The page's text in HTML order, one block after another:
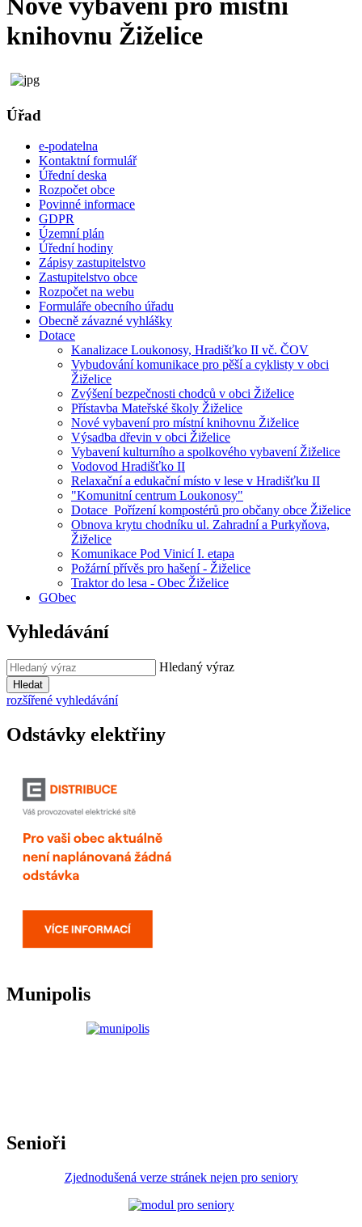
Nové vybavení pro místní
knihovnu Žiželice
Úřad
e-podatelna
Kontaktní formulář
Úřední deska
Rozpočet obce
Povinné informace
GDPR
Územní plán
Úřední hodiny
Zápisy zastupitelstvo
Zastupitelstvo obce
Rozpočet na webu
Formuláře obecního úřadu
Obecně závazné vyhlášky
Dotace
Kanalizace Loukonosy, Hradišťko II vč. ČOV
Vybudování komunikace pro pěší a cyklisty v obci
Žiželice
Zvýšení bezpečnosti chodců v obci Žiželice
Přístavba Mateřské školy Žiželice
Nové vybavení pro místní knihovnu Žiželice
Výsadba dřevin v obci Žiželice
Vybavení kulturního a spolkového vybavení Žiželice
Vodovod Hradišťko II
Relaxační a edukační místo v lese v Hradišťku II
"Komunitní centrum Loukonosy"
Dotace_Pořízení kompostérů pro občany obce Žiželice
Obnova krytu chodníku ul. Zahradní a Purkyňova,
Žiželice
Komunikace Pod Vinicí I. etapa
Požární přívěs pro hašení - Žiželice
Traktor do lesa - Obec Žiželice
GObec
Vyhledávání
Hledaný výraz
Hledat
rozšířené vyhledávání
Odstávky elektřiny
Munipolis
Senioři
Zjednodušená verze stránek nejen pro seniory